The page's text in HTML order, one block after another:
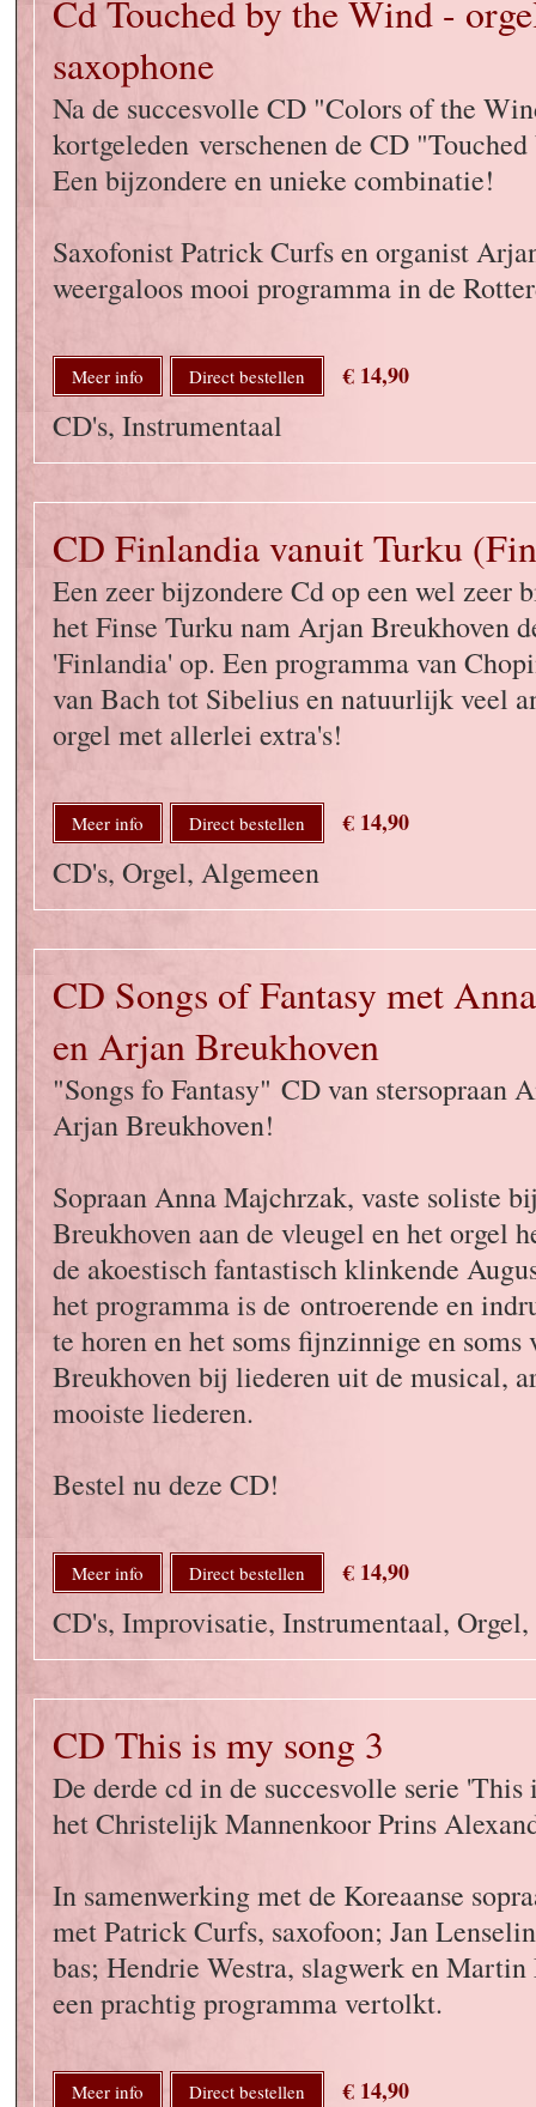
Cd Touched by the Wind -
saxophone
Na de succesvolle CD "Colors of the
kortgeleden verschenen de CD
Een bijzondere en unieke combinatie!
Saxofonist Patrick Curfs en organist
weergaloos mooi programma in de
Meer info Direct bestellen € 14,90
CD's, Instrumentaal
CD Finlandia vanuit Turku
Een zeer bijzondere Cd op een wel zeer
het Finse Turku nam Arjan Breukhoven
'Finlandia' op. Een programma van
van Bach tot Sibelius en natuurlijk veel
orgel met allerlei extra's!
Meer info Direct bestellen € 14,90
CD's, Orgel, Algemeen
CD Songs of Fantasy met
en Arjan Breukhoven
"Songs fo Fantasy" CD van stersopraan
Arjan Breukhoven!
Sopraan Anna Majchrzak, vaste soliste
Breukhoven aan de vleugel en het orgel
de akoestisch fantastisch klinkende
het programma is de ontroerende en
te horen en het soms fijnzinnige en
Breukhoven bij liederen uit de musical,
mooiste liederen.
Bestel nu deze CD!
Meer info Direct bestellen € 14,90
CD's, Improvisatie, Instrumentaal,
CD This is my song 3
De derde cd in de succesvolle serie 'This
het Christelijk Mannenkoor Prins
In samenwerking met de Koreaanse
met Patrick Curfs, saxofoon; Jan
bas; Hendrie Westra, slagwerk en
een prachtig programma vertolkt.
Meer info Direct bestellen € 14,90